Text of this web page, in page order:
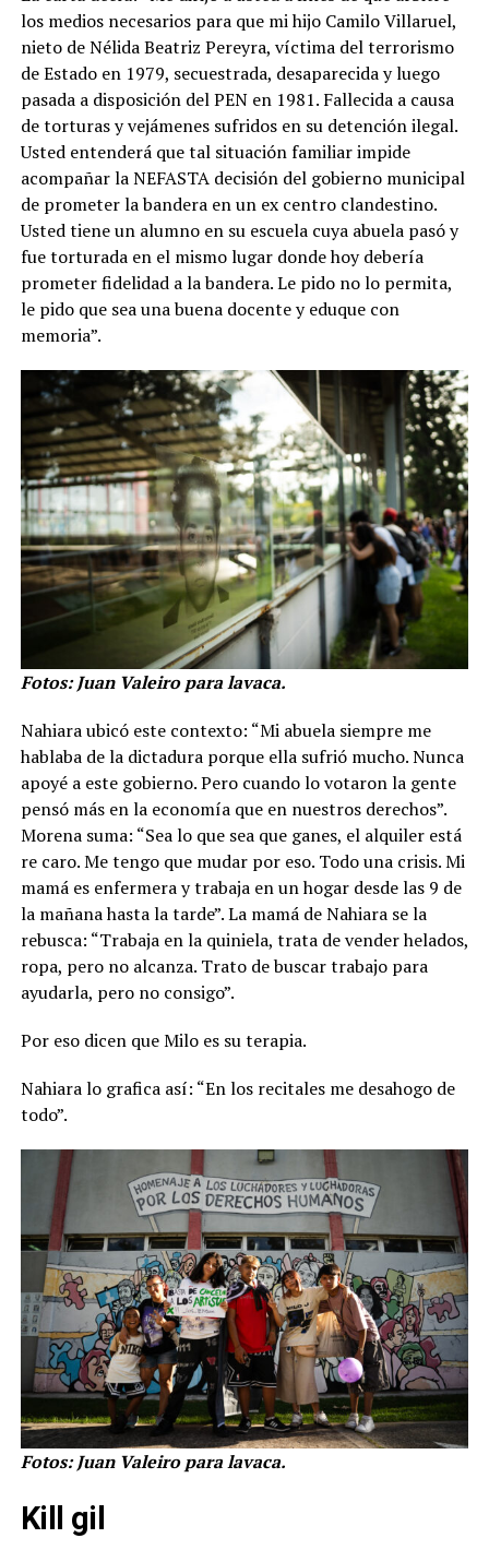
los medios necesarios para que mi hijo Camilo Villaruel,
nieto de Nélida Beatriz Pereyra, víctima del terrorismo
de Estado en 1979, secuestrada, desaparecida y luego
pasada a disposición del PEN en 1981. Fallecida a causa
de torturas y vejámenes sufridos en su detención ilegal.
Usted entenderá que tal situación familiar impide
acompañar la NEFASTA decisión del gobierno municipal
de prometer la bandera en un ex centro clandestino.
Usted tiene un alumno en su escuela cuya abuela pasó y
fue torturada en el mismo lugar donde hoy debería
prometer fidelidad a la bandera. Le pido no lo permita,
le pido que sea una buena docente y eduque con
memoria”.
Fotos: Juan Valeiro para lavaca.
Nahiara ubicó este contexto: “Mi abuela siempre me
hablaba de la dictadura porque ella sufrió mucho. Nunca
apoyé a este gobierno. Pero cuando lo votaron la gente
pensó más en la economía que en nuestros derechos”.
Morena suma: “Sea lo que sea que ganes, el alquiler está
re caro. Me tengo que mudar por eso. Todo una crisis. Mi
mamá es enfermera y trabaja en un hogar desde las 9 de
la mañana hasta la tarde”. La mamá de Nahiara se la
rebusca: “Trabaja en la quiniela, trata de vender helados,
ropa, pero no alcanza. Trato de buscar trabajo para
ayudarla, pero no consigo”.
Por eso dicen que Milo es su terapia.
Nahiara lo grafica así: “En los recitales me desahogo de
todo”.
Fotos: Juan Valeiro para lavaca.
Kill gil